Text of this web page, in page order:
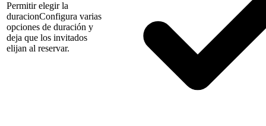
Permitir elegir la
duracionConfigura varias
opciones de duración y
deja que los invitados
elijan al reservar.